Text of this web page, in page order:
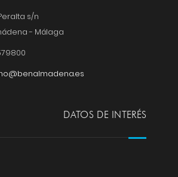
s/n
- Málaga
DATOS DE INTERÉS